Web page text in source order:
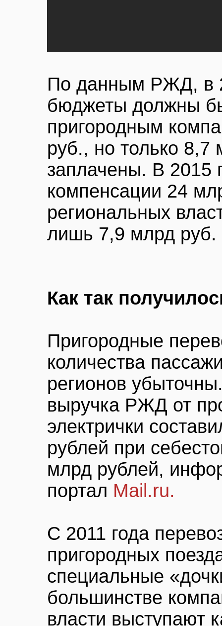
По данным РЖД, в
бюджеты должны
пригородным
руб., но только
заплачены. В 2015
компенсации 24
региональных
лишь 7,9 млрд руб.
Как так
Пригородные
количества
регионов
выручка РЖД от
электрички
рублей при
млрд рублей,
портал Mail.ru.
С 2011 года
пригородных
специальные
большинстве
власти выступают